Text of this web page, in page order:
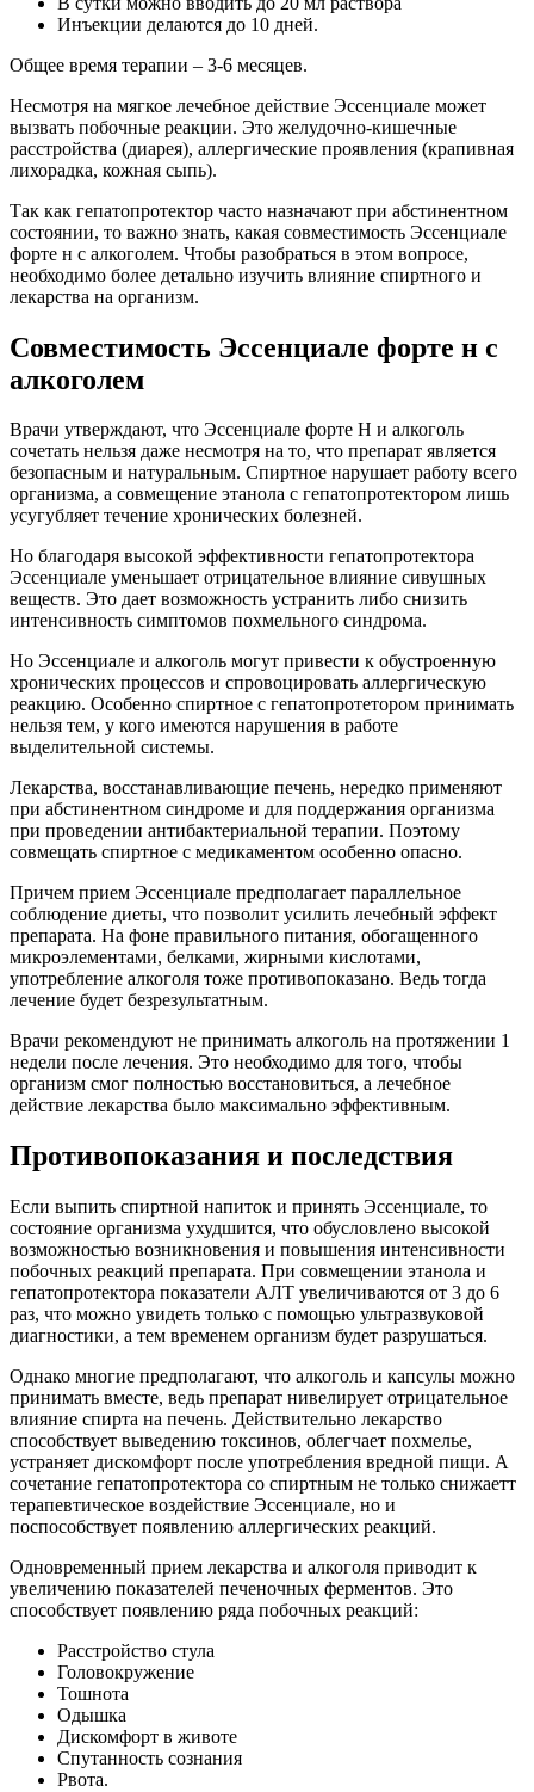
Инъекции делаются до 10 дней.
Общее время терапии – 3-6 месяцев.
Несмотря на мягкое лечебное действие Эссенциале может
вызвать побочные реакции. Это желудочно-кишечные
расстройства (диарея), аллергические проявления (крапивная
лихорадка, кожная сыпь).
Так как гепатопротектор часто назначают при абстинентном
состоянии, то важно знать, какая совместимость Эссенциале
форте н с алкоголем. Чтобы разобраться в этом вопросе,
необходимо более детально изучить влияние спиртного и
лекарства на организм.
Совместимость Эссенциале форте н с
алкоголем
Врачи утверждают, что Эссенциале форте Н и алкоголь
сочетать нельзя даже несмотря на то, что препарат является
безопасным и натуральным. Спиртное нарушает работу всего
организма, а совмещение этанола с гепатопротектором лишь
усугубляет течение хронических болезней.
Но благодаря высокой эффективности гепатопротектора
Эссенциале уменьшает отрицательное влияние сивушных
веществ. Это дает возможность устранить либо снизить
интенсивность симптомов похмельного синдрома.
Но Эссенциале и алкоголь могут привести к обустроенную
хронических процессов и спровоцировать аллергическую
реакцию. Особенно спиртное с гепатопротетором принимать
нельзя тем, у кого имеются нарушения в работе
выделительной системы.
Лекарства, восстанавливающие печень, нередко применяют
при абстинентном синдроме и для поддержания организма
при проведении антибактериальной терапии. Поэтому
совмещать спиртное с медикаментом особенно опасно.
Причем прием Эссенциале предполагает параллельное
соблюдение диеты, что позволит усилить лечебный эффект
препарата. На фоне правильного питания, обогащенного
микроэлементами, белками, жирными кислотами,
употребление алкоголя тоже противопоказано. Ведь тогда
лечение будет безрезультатным.
Врачи рекомендуют не принимать алкоголь на протяжении 1
недели после лечения. Это необходимо для того, чтобы
организм смог полностью восстановиться, а лечебное
действие лекарства было максимально эффективным.
Противопоказания и последствия
Если выпить спиртной напиток и принять Эссенциале, то
состояние организма ухудшится, что обусловлено высокой
возможностью возникновения и повышения интенсивности
побочных реакций препарата. При совмещении этанола и
гепатопротектора показатели АЛТ увеличиваются от 3 до 6
раз, что можно увидеть только с помощью ультразвуковой
диагностики, а тем временем организм будет разрушаться.
Однако многие предполагают, что алкоголь и капсулы можно
принимать вместе, ведь препарат нивелирует отрицательное
влияние спирта на печень. Действительно лекарство
способствует выведению токсинов, облегчает похмелье,
устраняет дискомфорт после употребления вредной пищи. А
сочетание гепатопротектора со спиртным не только снижаетт
терапевтическое воздействие Эссенциале, но и
поспособствует появлению аллергических реакций.
Одновременный прием лекарства и алкоголя приводит к
увеличению показателей печеночных ферментов. Это
способствует появлению ряда побочных реакций:
Расстройство стула
Головокружение
Тошнота
Одышка
Дискомфорт в животе
Спутанность сознания
Рвота.